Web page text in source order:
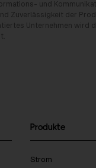
und
Zuverlässigkeit der
Unternehmen wird
Produkte
Strom